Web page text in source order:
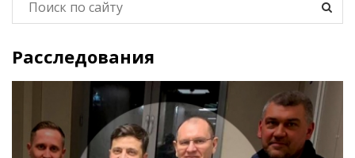
Расследования